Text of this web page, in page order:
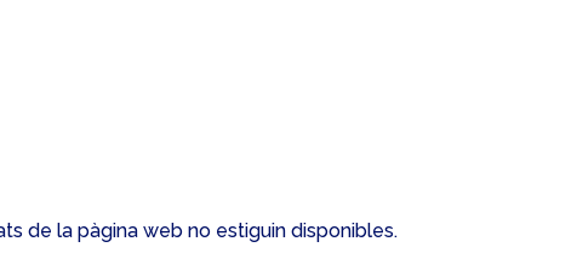
de la pàgina web no estiguin disponibles.